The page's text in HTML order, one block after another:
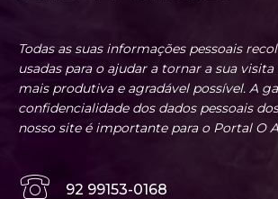
Todas as suas informações pessoais
usadas para o ajudar a tornar a sua
mais produtiva e agradável possível. A
confidencialidade dos dados pessoais
nosso site é importante para o Portal O
92 99153-0168